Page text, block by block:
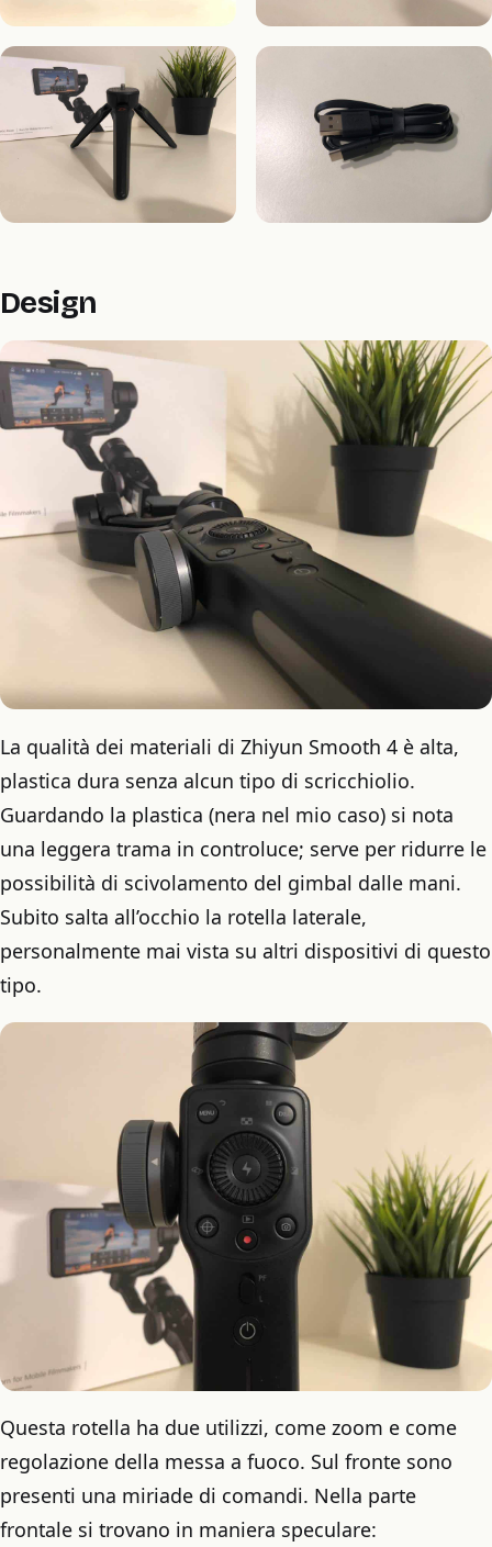
Design
La qualità dei materiali di Zhiyun Smooth 4 è alta,
plastica dura senza alcun tipo di scricchiolio.
Guardando la plastica (nera nel mio caso) si nota
una leggera trama in controluce; serve per ridurre le
possibilità di scivolamento del gimbal dalle mani.
Subito salta all’occhio la rotella laterale,
personalmente mai vista su altri dispositivi di questo
tipo.
Questa rotella ha due utilizzi, come zoom e come
regolazione della messa a fuoco. Sul fronte sono
presenti una miriade di comandi. Nella parte
frontale si trovano in maniera speculare: